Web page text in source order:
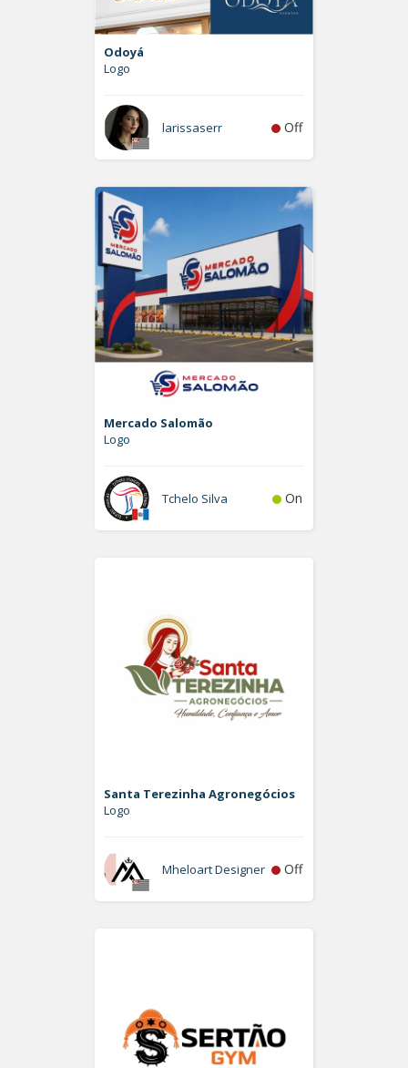
Odoyá
Logo
larissaserr Off
Mercado Salomão
Logo
Tchelo Silva On
Santa Terezinha Agronegócios
Logo
Mheloart Designer Off